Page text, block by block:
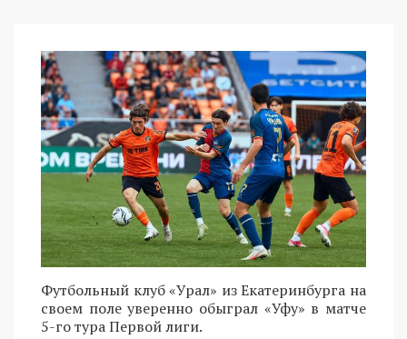
Футбольный клуб «Урал» из Екатеринбурга на
своем поле уверенно обыграл «Уфу» в матче
5-го тура Первой лиги.